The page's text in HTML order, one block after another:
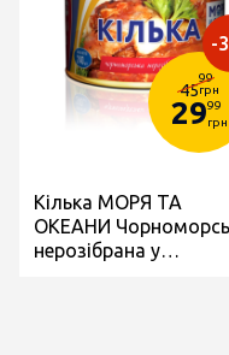
45
99
грн
2999
грн
-
Кілька МОРЯ ТА
ОКЕАНИ
нерозібрана у